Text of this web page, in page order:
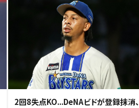
2回8失点KO...DeNAビドが登録抹消、